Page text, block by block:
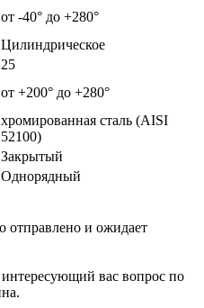
от -40° до +280°
Цилиндрическое
25
от +200° до +280°
хромированная сталь (AISI
52100)
Закрытый
Однорядный
и ожидает
вас вопрос по